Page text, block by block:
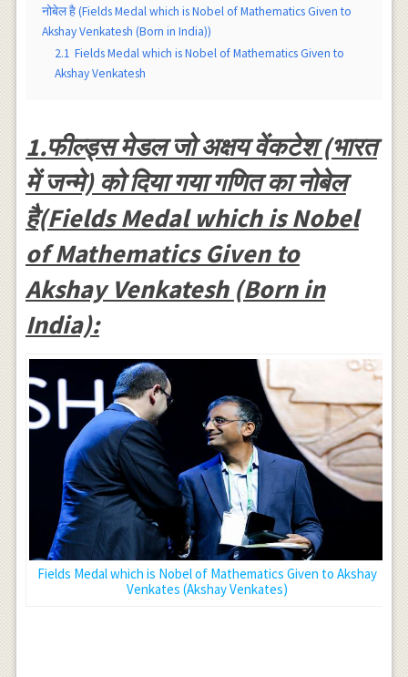
नोबेल है (Fields Medal which is Nobel of Mathematics Given to
Akshay Venkatesh (Born in India))
2.1 Fields Medal which is Nobel of Mathematics Given to
Akshay Venkatesh
1.फील्ड्स मेडल जो अक्षय वेंकटेश (भारत
में जन्मे) को दिया गया गणित का नोबेल
है(Fields Medal which is Nobel
of Mathematics Given to
Akshay Venkatesh (Born in
India):
Fields Medal which is Nobel of Mathematics Given to Akshay
Venkates (Akshay Venkates)